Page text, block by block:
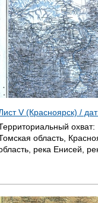
V (Красноярск) /
охват:
область,
река Енисей,